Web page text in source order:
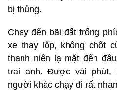
bị thủng.
Chạy đến bãi đất trống
xe thay lốp, không chốt
thanh niên lạ mặt đến
trai anh. Được vài phút,
người khác chạy đi rất